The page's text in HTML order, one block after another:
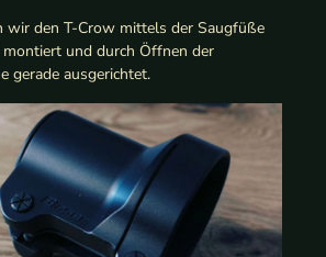
wir den T-Crow mittels der Saugfüße
und durch Öffnen der
gerade ausgerichtet.